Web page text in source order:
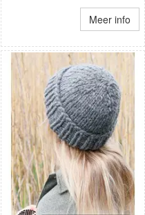
Meer info